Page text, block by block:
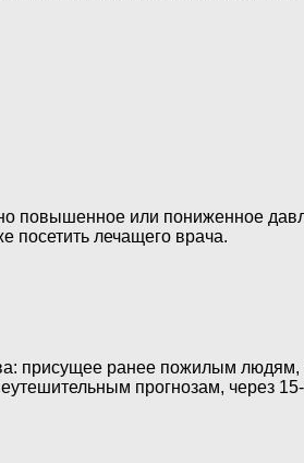
повышенное или пониженное
посетить лечащего врача.
присущее ранее пожилым людям,
прогнозам, через 15-